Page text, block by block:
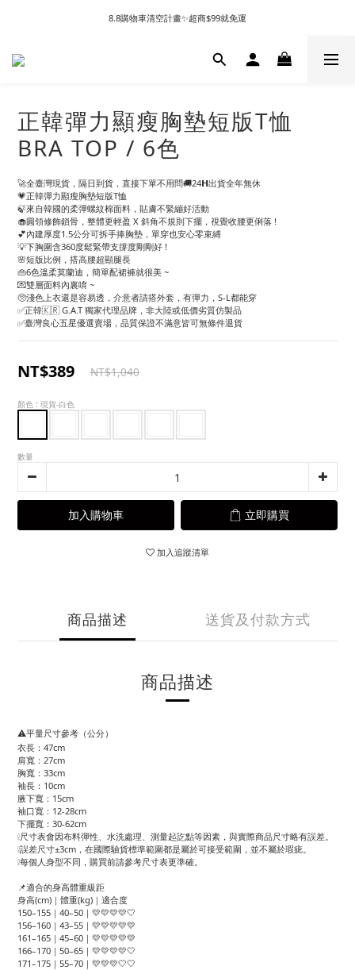
8.8購物車清空計畫✨超商$99就免運
正韓彈力顯瘦胸墊短版T恤
BRA TOP / 6色
🚀全臺灣現貨，隔日到貨，直接下單不用問🚚24𝗛出貨全年無休
💗正韓彈力顯瘦胸墊短版T恤
🍃來自韓國的柔彈螺紋棉面料，貼膚不緊繃好活動
🧁圓領修飾鎖骨，整體更輕盈 X 斜角不規則下擺，視覺收腰更俐落 !
💕內建厚度1.5公分可拆手捧胸墊，單穿也安心零束縛
💡下胸圍含360度鬆緊帶支撐度剛剛好 !
🌸短版比例，搭高腰超顯腿長
👜6色溫柔莫蘭迪，簡單配裙褲就很美 ~
💌雙層面料內裏唷 ~
🥺淺色上衣還是容易透，介意者請搭外套，有彈力，S-L都能穿
✅正韓🇰🇷 G.A.T 獨家代理品牌，非大陸或低價劣質仿製品
✅臺灣良心五星優選賣場，品質保證不滿意皆可無條件退貨
NT$389 NT$1,040
顏色 : 現貨-白色
數量
加入購物車 立即購買
加入追蹤清單
商品描述 送貨及付款方式
商品描述
⚠️平量尺寸參考（公分）
衣長：47cm
肩寬：27cm
胸寬：33cm
袖長：10cm
腋下寬：15cm
袖口寬：12-28cm
下擺寬：30-62cm
❕尺寸表會因布料彈性、水洗處理、測量起訖點等因素，與實際商品尺寸略有誤差。
❕誤差尺寸±3cm，在國際驗貨標準範圍都是屬於可接受範圍，並不屬於瑕疵。
❕每個人身型不同，購買前請參考尺寸表更準確。
📌適合的身高體重級距
身高(cm)｜體重(kg)｜適合度
150–155｜40–50｜💛💛💛💛🤍
156–160｜43–55｜💛💛💛💛💛
161–165｜45–60｜💛💛💛💛💛
166–170｜50–65｜💛💛💛💛🤍
171–175｜55–70｜💛💛💛🤍🤍